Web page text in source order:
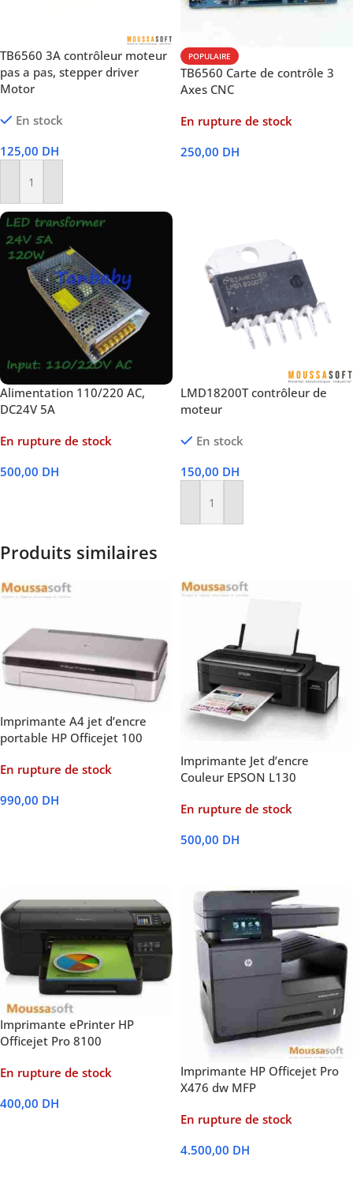
TB6560 3A contrôleur moteur
pas a pas, stepper driver
Motor
En stock
125,00 DH
Ajouter Au Panier
POPULAIRE
TB6560 Carte de contrôle 3
Axes CNC
En rupture de stock
250,00 DH
Alimentation 110/220 AC,
DC24V 5A
En rupture de stock
500,00 DH
LMD18200T contrôleur de
moteur
En stock
150,00 DH
Ajouter Au Panier
Produits similaires
Imprimante A4 jet d’encre
portable HP Officejet 100
En rupture de stock
990,00 DH
Imprimante Jet d’encre
Couleur EPSON L130
En rupture de stock
500,00 DH
Imprimante ePrinter HP
Officejet Pro 8100
En rupture de stock
400,00 DH
Imprimante HP Officejet Pro
X476 dw MFP
En rupture de stock
4.500,00 DH